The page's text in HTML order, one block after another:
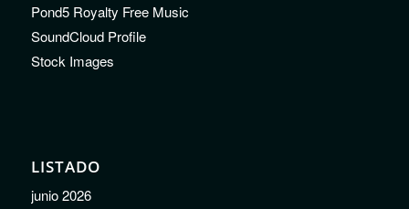
Pond5 Royalty Free Music
SoundCloud Profile
Stock Images
LISTADO
junio 2026